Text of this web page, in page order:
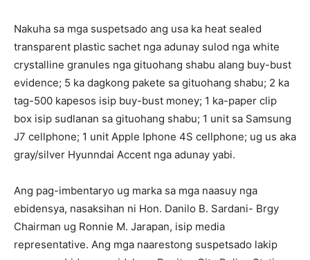
Nakuha sa mga suspetsado ang usa ka heat sealed
transparent plastic sachet nga adunay sulod nga white
crystalline granules nga gituohang shabu alang buy-bust
evidence; 5 ka dagkong pakete sa gituohang shabu; 2 ka
tag-500 kapesos isip buy-bust money; 1 ka-paper clip
box isip sudlanan sa gituohang shabu; 1 unit sa Samsung
J7 cellphone; 1 unit Apple Iphone 4S cellphone; ug us aka
gray/silver Hyunndai Accent nga adunay yabi.
Ang pag-imbentaryo ug marka sa mga naasuy nga
ebidensya, nasaksihan ni Hon. Danilo B. Sardani- Brgy
Chairman ug Ronnie M. Jarapan, isip media
representative. Ang mga naarestong suspetsado lakip